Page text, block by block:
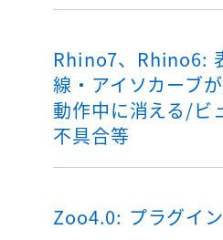
Rhino7、Rhino6:
線・アイソカーブ
動作中に消える/ビ
不具合等
Zoo4.0: プラグイ